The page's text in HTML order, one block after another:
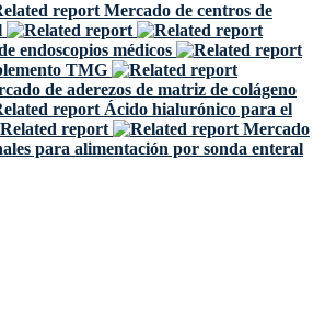
Mercado de centros de
endoscopios médicos
TMG
de aderezos de matriz de colágeno
Ácido hialurónico para el
Mercado
para alimentación por sonda enteral